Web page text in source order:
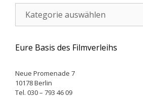
Eure Basis des Filmverleihs
Neue Promenade 7
10178 Berlin
Tel. 030 – 793 46 09